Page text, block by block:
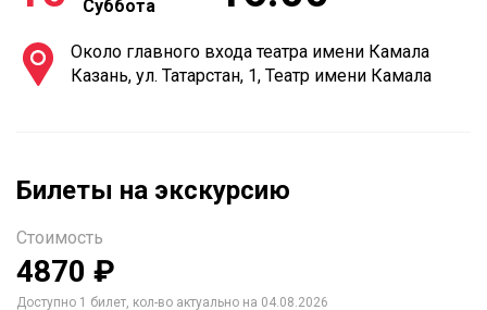
Суббота
Около главного входа театра имени Камала
Казань, ул. Татарстан, 1, Театр имени Камала
Билеты на экскурсию
Стоимость
4870 ₽
Доступно 1 билет, кол-во актуально на 04.08.2026